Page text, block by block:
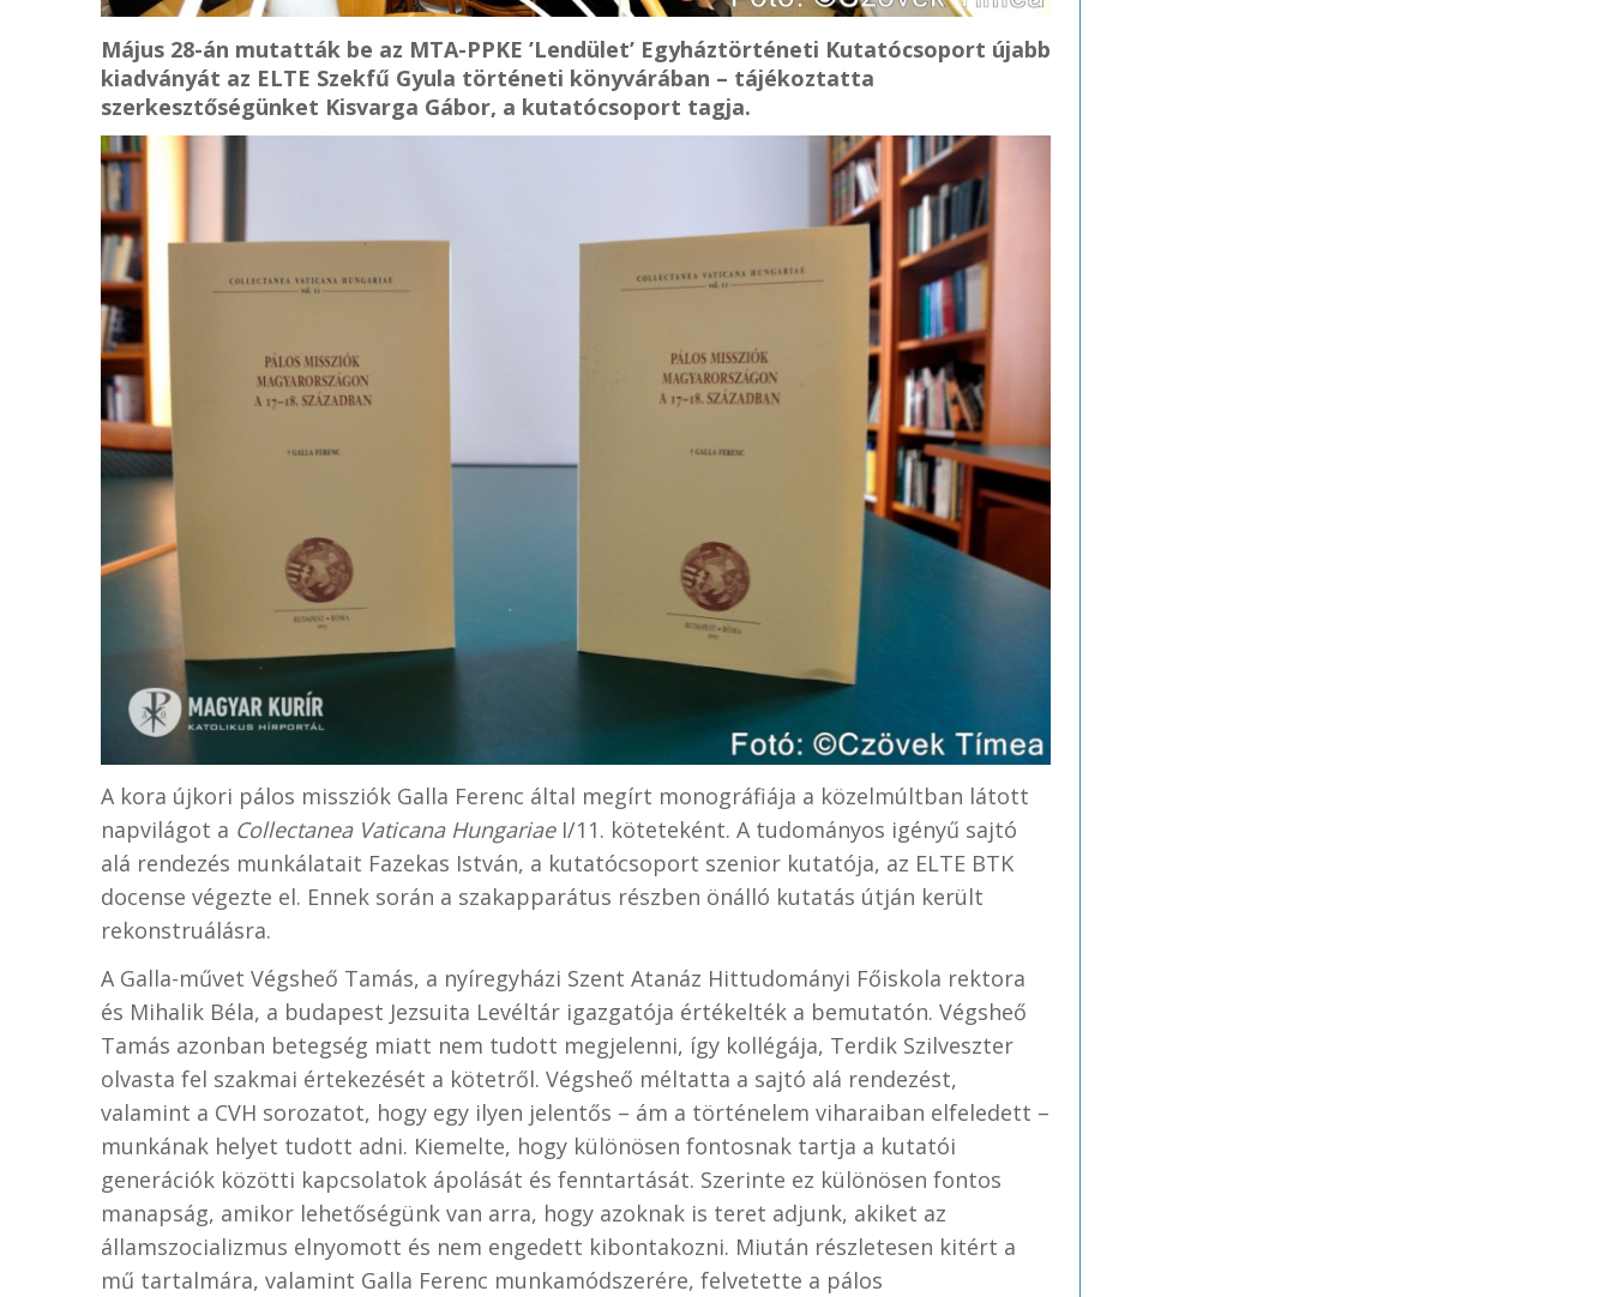
Május 28-án mutatták be az MTA-PPKE ’Lendület’ Egyháztörténeti Kutatócsoport újabb
kiadványát az ELTE Szekfű Gyula történeti könyvárában – tájékoztatta
szerkesztőségünket Kisvarga Gábor, a kutatócsoport tagja.
A kora újkori pálos missziók Galla Ferenc által megírt monográfiája a közelmúltban látott
napvilágot a Collectanea Vaticana HungariaeI/11. köteteként. A tudományos igényű sajtó
alá rendezés munkálatait Fazekas István, a kutatócsoport szenior kutatója, az ELTE BTK
docense végezte el. Ennek során a szakapparátus részben önálló kutatás útján került
rekonstruálásra.
A Galla-művet Végsheő Tamás, a nyíregyházi Szent Atanáz Hittudományi Főiskola rektora
és Mihalik Béla, a budapest Jezsuita Levéltár igazgatója értékelték a bemutatón. Végsheő
Tamás azonban betegség miatt nem tudott megjelenni, így kollégája, Terdik Szilveszter
olvasta fel szakmai értekezését a kötetről. Végsheő méltatta a sajtó alá rendezést,
valamint a CVH sorozatot, hogy egy ilyen jelentős – ám a történelem viharaiban elfeledett –
munkának helyet tudott adni. Kiemelte, hogy különösen fontosnak tartja a kutatói
generációk közötti kapcsolatok ápolását és fenntartását. Szerinte ez különösen fontos
manapság, amikor lehetőségünk van arra, hogy azoknak is teret adjunk, akiket az
államszocializmus elnyomott és nem engedett kibontakozni. Miután részletesen kitért a
mű tartalmára, valamint Galla Ferenc munkamódszerére, felvetette a pálos